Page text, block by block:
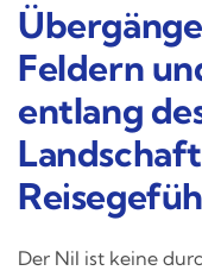
Feldern
entlang
Der Nil ist keine